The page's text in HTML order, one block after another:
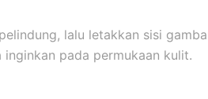
lalu letakkan sisi
pada permukaan kulit.